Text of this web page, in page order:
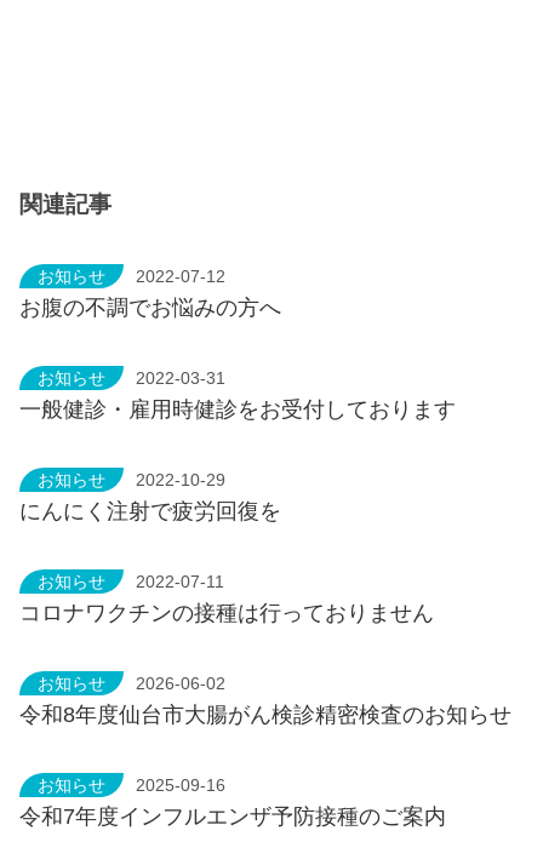
関連記事
お知らせ 2022-07-12
お腹の不調でお悩みの方へ
お知らせ 2022-03-31
一般健診・雇用時健診をお受付しております
お知らせ 2022-10-29
にんにく注射で疲労回復を
お知らせ 2022-07-11
コロナワクチンの接種は行っておりません
お知らせ 2026-06-02
令和8年度仙台市大腸がん検診精密検査のお知らせ
お知らせ 2025-09-16
令和7年度インフルエンザ予防接種のご案内